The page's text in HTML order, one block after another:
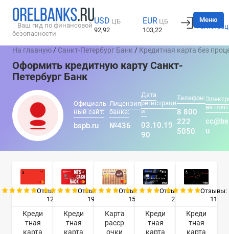
Ваш гид по финансовой
безопасности
USD ЦБ
92,92
EUR ЦБ
103,22
Вход
Меню
На главную / Санкт-Петербург Банк / Кредитная карта без
Оформить кредитную карту Санкт-
Петербург Банк
Официаль
ный сайт:
bspb.ru
Лицензия
банка:
№436
Дата
регистраци
и:
03.10.19
90
Телефон:
8 800
222
5050
ая
u
Отзывы:
12
Креди
тная
карта
Отзывы:
19
Креди
тная
карта
Отзывы:
15
Карта
расср
очки
Отзывы:
2
Креди
тная
карта
Отзывы:
11
Креди
тная
карта